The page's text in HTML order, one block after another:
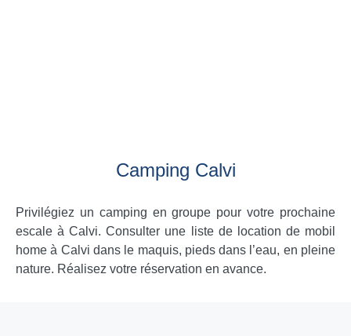
Camping Calvi
Privilégiez un camping en groupe pour votre prochaine
escale à Calvi. Consulter une liste de location de mobil
home à Calvi dans le maquis, pieds dans l’eau, en pleine
nature. Réalisez votre réservation en avance.